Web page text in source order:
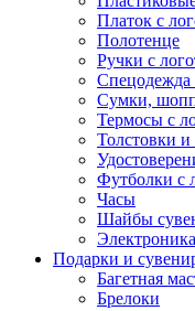
Платок с
Полотенце
Ручки с
Спецодежда
Сумки,
Термосы с
Толстовки и
Футболки с
Часы
Шайбы
Подарки и
Багетная
Брелоки